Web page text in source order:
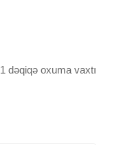
1 dəqiqə oxuma vaxtı